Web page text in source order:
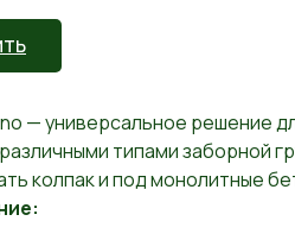
— универсальное решение
типами заборной
колпак и под монолитные